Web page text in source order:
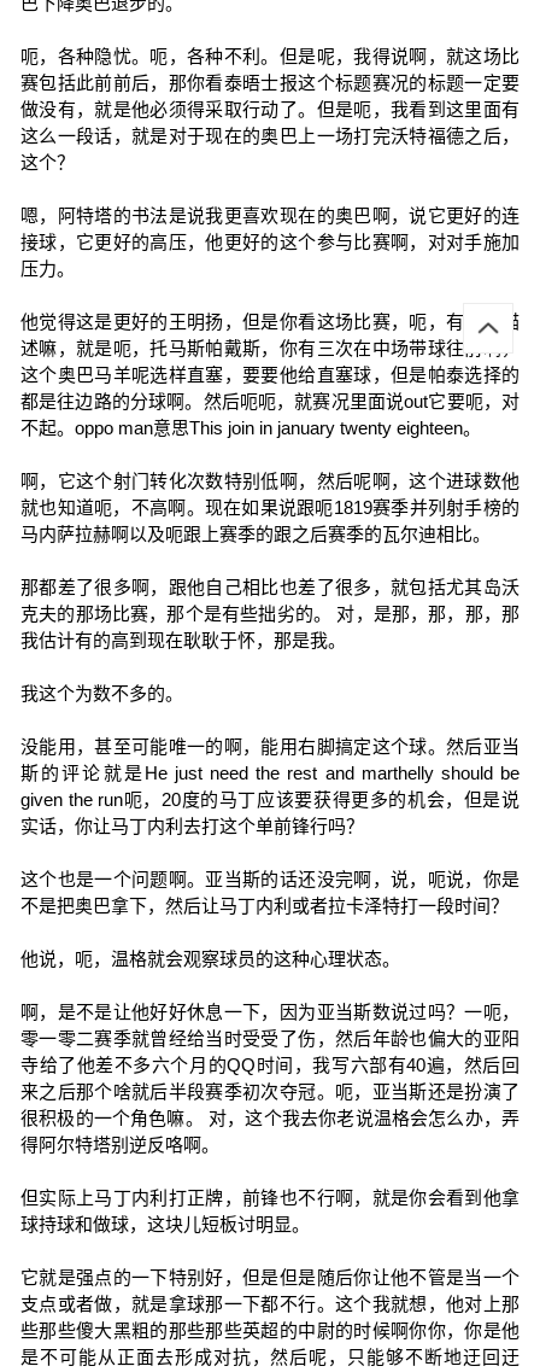
呃，各种隐忧。呃，各种不利。但是呢，我得说啊，就这场比
赛包括此前前后，那你看泰晤士报这个标题赛况的标题一定要
做没有，就是他必须得采取行动了。但是呃，我看到这里面有
这么一段话，就是对于现在的奥巴上一场打完沃特福德之后，
这个？
嗯，阿特塔的书法是说我更喜欢现在的奥巴啊，说它更好的连
接球，它更好的高压，他更好的这个参与比赛啊，对对手施加
压力。
他觉得这是更好的王明扬，但是你看这场比赛，呃，有细节描
述嘛，就是呃，托马斯帕戴斯，你有三次在中场带球往前啊，
这个奥巴马羊呢选样直塞，要要他给直塞球，但是帕泰选择的
都是往边路的分球啊。然后呃呃，就赛况里面说out它要呃，对
不起。oppo man意思This join in january twenty eighteen。
啊，它这个射门转化次数特别低啊，然后呢啊，这个进球数他
就也知道呃，不高啊。现在如果说跟呃1819赛季并列射手榜的
马内萨拉赫啊以及呃跟上赛季的跟之后赛季的瓦尔迪相比。
那都差了很多啊，跟他自己相比也差了很多，就包括尤其岛沃
克夫的那场比赛，那个是有些拙劣的。 对，是那，那，那，那
我估计有的高到现在耿耿于怀，那是我。
我这个为数不多的。
没能用，甚至可能唯一的啊，能用右脚搞定这个球。然后亚当
斯的评论就是He just need the rest and marthelly should be
given the run呃，20度的马丁应该要获得更多的机会，但是说
实话，你让马丁内利去打这个单前锋行吗？
这个也是一个问题啊。亚当斯的话还没完啊，说，呃说，你是
不是把奥巴拿下，然后让马丁内利或者拉卡泽特打一段时间？
他说，呃，温格就会观察球员的这种心理状态。
啊，是不是让他好好休息一下，因为亚当斯数说过吗？一呃，
零一零二赛季就曾经给当时受受了伤，然后年龄也偏大的亚阳
寺给了他差不多六个月的QQ时间，我写六部有40遍，然后回
来之后那个啥就后半段赛季初次夺冠。呃，亚当斯还是扮演了
很积极的一个角色嘛。 对，这个我去你老说温格会怎么办，弄
得阿尔特塔别逆反咯啊。
但实际上马丁内利打正牌，前锋也不行啊，就是你会看到他拿
球持球和做球，这块儿短板讨明显。
它就是强点的一下特别好，但是但是随后你让他不管是当一个
支点或者做，就是拿球那一下都不行。这个我就想，他对上那
些那些傻大黑粗的那些那些英超的中尉的时候啊你你，你是他
是不可能从正面去形成对抗，然后呢，只能够不断地迂回迂